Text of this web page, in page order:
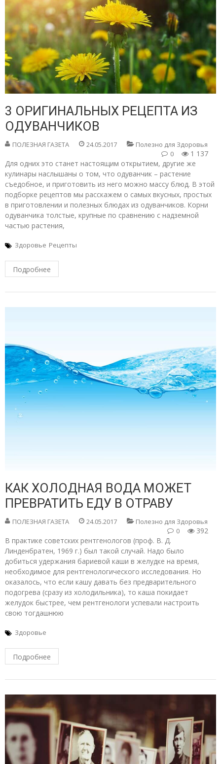
3 ОРИГИНАЛЬНЫХ РЕЦЕПТА ИЗ
ОДУВАНЧИКОВ
ПОЛЕЗНАЯ ГАЗЕТА 24.05.2017 Полезно для Здоровья
1 137
0
Для одних это станет настоящим открытием, другие же
кулинары наслышаны о том, что одуванчик – растение
съедобное, и приготовить из него можно массу блюд. В этой
подборке рецептов мы расскажем о самых вкусных, простых
в приготовлении и полезных блюдах из одуванчиков. Корни
одуванчика толстые, крупные по сравнению с надземной
частью растения,
Здоровье Рецепты
Подробнее
КАК ХОЛОДНАЯ ВОДА МОЖЕТ
ПРЕВРАТИТЬ ЕДУ В ОТРАВУ
ПОЛЕЗНАЯ ГАЗЕТА 24.05.2017 Полезно для Здоровья
392
0
В практике советских рентгенологов (проф. В. Д.
Линденбратен, 1969 г.) был такой случай. Надо было
добиться удержания бариевой каши в желудке на время,
необходимое для рентгенологического исследования. Но
оказалось, что если кашу давать без предварительного
подогрева (сразу из холодильника), то каша покидает
желудок быстрее, чем рентгенологи успевали настроить
свою тогдашнюю
Здоровье
Подробнее